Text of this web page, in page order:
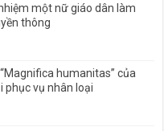
một nữ giáo dân làm
thông
humanitas” của
phục vụ nhân loại